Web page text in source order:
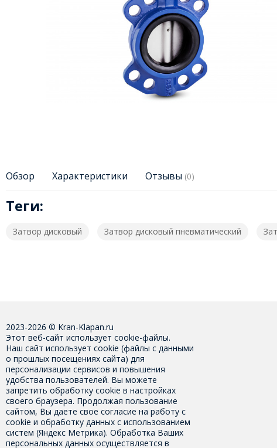
Обзор Характеристики Отзывы (0)
Теги:
Затвор дисковый Затвор дисковый пневматический
2023-2026 © Kran-Klapan.ru
Этот веб-сайт использует cookie-файлы.
Наш сайт использует cookie (файлы с данными
о прошлых посещениях сайта) для
персонализации сервисов и повышения
удобства пользователей. Вы можете
запретить обработку cookie в настройках
своего браузера. Продолжая пользование
сайтом, Вы даете свое согласие на работу с
cookie и обработку данных с использованием
систем (Яндекс Метрика). Обработка Ваших
персональных данных осуществляется в